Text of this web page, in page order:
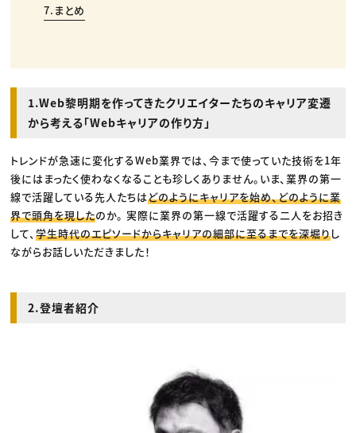
7.まとめ
1.Web黎明期を作ってきたクリエイターたちのキャリア変遷
から考える「Webキャリアの作り方」
トレンドが急速に変化するWeb業界では、今まで使っていた技術を1年
後にはまったく使わなくなることも珍しくありません。いま、業界の第一
線で活躍している先人たちはどのようにキャリアを始め、どのように業
界で頭角を現したのか。 実際に業界の第一線で活躍する二人をお招き
して、学生時代のエピソードからキャリアの細部に至るまでを深堀りし
ながらお話しいただきました！
2.登壇者紹介